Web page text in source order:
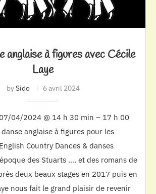
anglaise à figures avec Cécile
Laye
bySido 6 avril 2024
04/2024 @ 14 h 30 min – 17 h 00
anglaise à figures pour les
Country Dances & danses
des Stuarts …. et des romans de
deux beaux stages en 2017 puis en
nous fait le grand plaisir de revenir